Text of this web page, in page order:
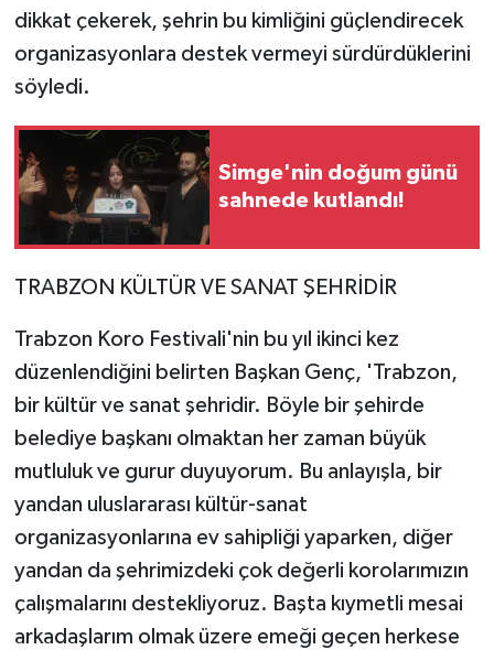
dikkat çekerek, şehrin bu kimliğini güçlendirecek
organizasyonlara destek vermeyi sürdürdüklerini
söyledi.
Simge'nin doğum günü
sahnede kutlandı!
TRABZON KÜLTÜR VE SANAT ŞEHRİDİR
Trabzon Koro Festivali'nin bu yıl ikinci kez
düzenlendiğini belirten Başkan Genç, 'Trabzon,
bir kültür ve sanat şehridir. Böyle bir şehirde
belediye başkanı olmaktan her zaman büyük
mutluluk ve gurur duyuyorum. Bu anlayışla, bir
yandan uluslararası kültür-sanat
organizasyonlarına ev sahipliği yaparken, diğer
yandan da şehrimizdeki çok değerli korolarımızın
çalışmalarını destekliyoruz. Başta kıymetli mesai
arkadaşlarım olmak üzere emeği geçen herkese